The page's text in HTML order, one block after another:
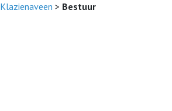
Klazienaveen > Bestuur